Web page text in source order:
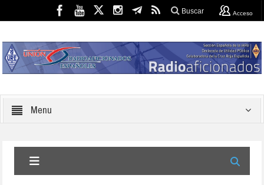
Buscar Acceso
Menu